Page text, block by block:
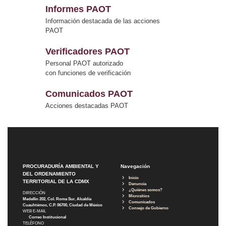
Informes PAOT
Información destacada de las acciones
PAOT
Verificadores PAOT
Personal PAOT autorizado
con funciones de verificación
Comunicados PAOT
Acciones destacadas PAOT
PROCURADURÍA AMBIENTAL Y
DEL ORDENAMIENTO
TERRITORIAL DE LA CDMX
DIRECCIÓN
Medellín 202, Col. Roma Sur, Alcaldía
Cuauhtémoc, C.P. 06700, Ciudad de México
WEB E-MAIL
Correo Institucional
TELÉFONO
Navegación
Inicio
Denuncia
¿Quiénes somos?
Micrositios
Comunicados
Consejo de Gobierno